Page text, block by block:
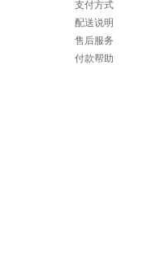
支付方式
配送说明
售后服务
付款帮助